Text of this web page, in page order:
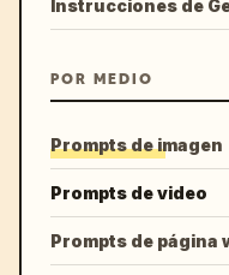
Instrucciones de
POR MEDIO
Prompts de imagen
Prompts de video
Prompts de página